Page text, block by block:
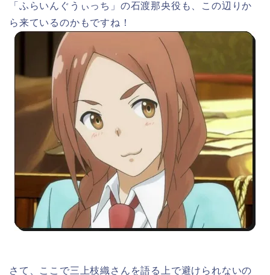
「ふらいんぐうぃっち」の石渡那央役も、この辺りか
ら来ているのかもですね！
さて、ここで三上枝織さんを語る上で避けられないの